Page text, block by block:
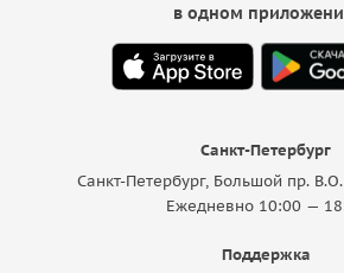
Санкт-Петербург
Санкт-Петербург, Большой пр.
Ежедневно 10:00 —
Поддержка
в одном